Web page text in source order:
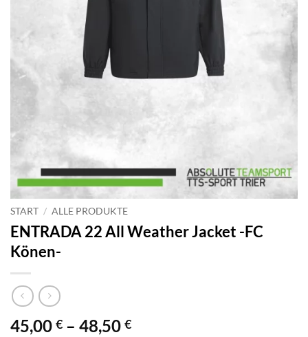
START / ALLE PRODUKTE
ENTRADA 22 All Weather Jacket -FC
Könen-
45,00 € – 48,50 €Preisspanne: